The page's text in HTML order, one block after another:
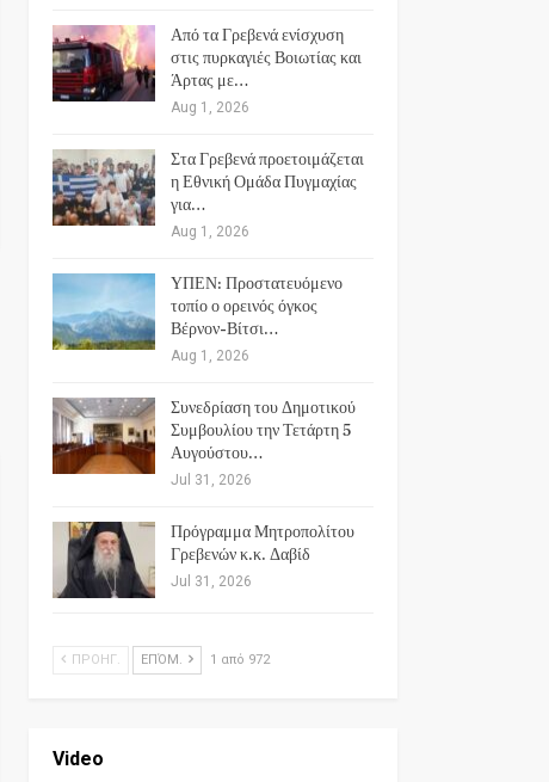
Από τα Γρεβενά ενίσχυση
στις πυρκαγιές Βοιωτίας και
Άρτας με…
Aug 1, 2026
Στα Γρεβενά προετοιμάζεται
η Εθνική Ομάδα Πυγμαχίας
για…
Aug 1, 2026
ΥΠΕΝ: Προστατευόμενο
τοπίο ο ορεινός όγκος
Βέρνον-Βίτσι…
Aug 1, 2026
Συνεδρίαση του Δημοτικού
Συμβουλίου την Τετάρτη 5
Αυγούστου…
Jul 31, 2026
Πρόγραμμα Μητροπολίτου
Γρεβενών κ.κ. Δαβίδ
Jul 31, 2026
ΠΡΟΗΓ. ΕΠΌΜ. 1 από 972
Video